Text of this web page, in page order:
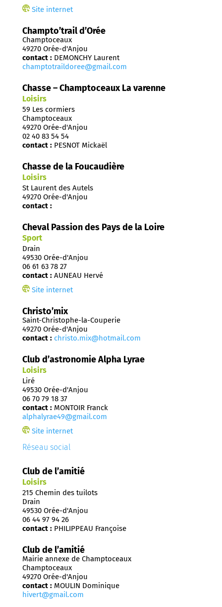
Site internet
Champto’trail d’Orée
Champtoceaux
49270 Orée-d'Anjou
contact : DEMONCHY Laurent
champtotraildoree@gmail.com
Chasse – Champtoceaux La varenne
Loisirs
59 Les cormiers
Champtoceaux
49270 Orée-d'Anjou
02 40 83 54 54
contact : PESNOT Mickaël
Chasse de la Foucaudière
Loisirs
St Laurent des Autels
49270 Orée-d'Anjou
contact :
Cheval Passion des Pays de la Loire
Sport
Drain
49530 Orée-d'Anjou
06 61 63 78 27
contact : AUNEAU Hervé
Site internet
Christo’mix
Saint-Christophe-la-Couperie
49270 Orée-d'Anjou
contact : christo.mix@hotmail.com
Club d’astronomie Alpha Lyrae
Loisirs
Liré
49530 Orée-d'Anjou
06 70 79 18 37
contact : MONTOIR Franck
alphalyrae49@gmail.com
Site internet
Réseau social
Club de l’amitié
Loisirs
215 Chemin des tuilots
Drain
49530 Orée-d'Anjou
06 44 97 94 26
contact : PHILIPPEAU Françoise
Club de l’amitié
Mairie annexe de Champtoceaux
Champtoceaux
49270 Orée-d'Anjou
contact : MOULIN Dominique
hivert@gmail.com